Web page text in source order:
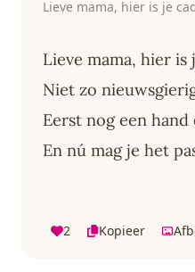
Lieve mama, hier is je
Lieve mama, hier is
Niet zo
Eerst nog een
En nú mag je het
2 Kopieer